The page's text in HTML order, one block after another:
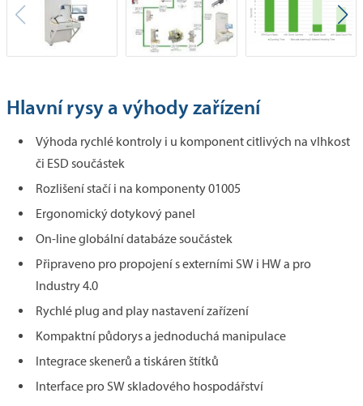
Hlavní rysy a výhody zařízení
Výhoda rychlé kontroly i u komponent citlivých na vlhkost
či ESD součástek
Rozlišení stačí i na komponenty 01005
Ergonomický dotykový panel
On-line globální databáze součástek
Připraveno pro propojení s externími SW i HW a pro
Industry 4.0
Rychlé plug and play nastavení zařízení
Kompaktní půdorys a jednoduchá manipulace
Integrace skenerů a tiskáren štítků
Interface pro SW skladového hospodářství